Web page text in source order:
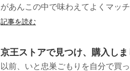
があんこの中で味わえてよくマッ
記事を読む
京王ストアで見つけ、購入しま
以前、いと忠巣ごもりを自分で買